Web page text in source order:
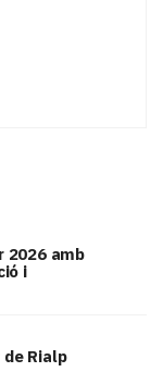
2026 amb
i
Rialp